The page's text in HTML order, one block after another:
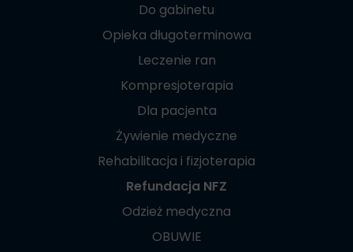
Do gabinetu
Opieka długoterminowa
Leczenie ran
Kompresjoterapia
Dla pacjenta
Żywienie medyczne
Rehabilitacja i fizjoterapia
Refundacja NFZ
Odzież medyczna
OBUWIE